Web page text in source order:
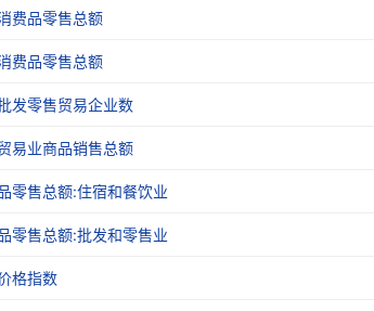
费品零售总额
费品零售总额
发零售贸易企业数
易业商品销售总额
零售总额:住宿和餐饮业
零售总额:批发和零售业
格指数